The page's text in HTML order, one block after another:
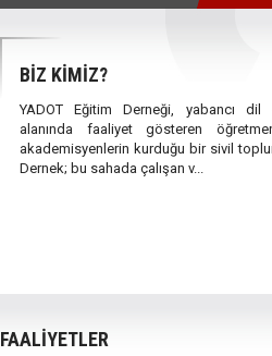
BİZ KİMİZ?
YADOT Eğitim Derneği, yabancı dil
alanında faaliyet gösteren
akademisyenlerin kurduğu bir sivil
Dernek; bu sahada çalışan v...
FAALİYETLER